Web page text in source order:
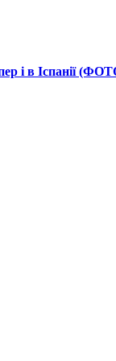
і в Іспанії